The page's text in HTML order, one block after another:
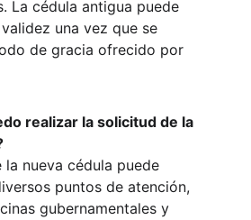
La cédula antigua puede
una vez que se
de gracia ofrecido por
realizar la solicitud de la
nueva cédula puede
puntos de atención,
gubernamentales y